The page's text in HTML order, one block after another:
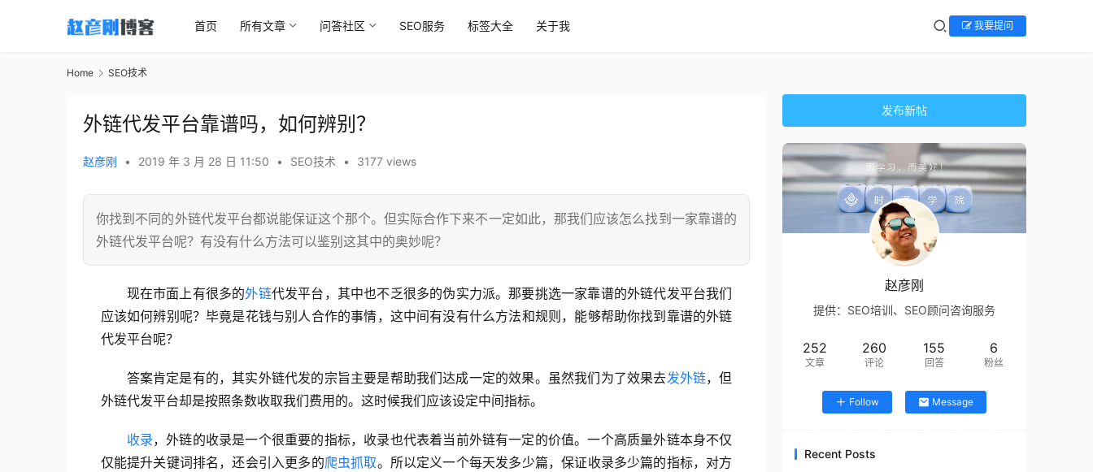
首页 所有文章 问答社区 SEO服务 标签大全 关于我 我要提问
Home SEO技术
外链代发平台靠谱吗，如何辨别？
赵彦刚 • 2019 年 3 月 28 日 11:50 • SEO技术 • 3177 views
你找到不同的外链代发平台都说能保证这个那个。但实际合作下来不一定如此，那我们应该怎么找到一家靠谱的
外链代发平台呢？有没有什么方法可以鉴别这其中的奥妙呢？
现在市面上有很多的外链代发平台，其中也不乏很多的伪实力派。那要挑选一家靠谱的外链代发平台我们
应该如何辨别呢？毕竟是花钱与别人合作的事情，这中间有没有什么方法和规则，能够帮助你找到靠谱的外链
代发平台呢？
答案肯定是有的，其实外链代发的宗旨主要是帮助我们达成一定的效果。虽然我们为了效果去发外链，但
外链代发平台却是按照条数收取我们费用的。这时候我们应该设定中间指标。
收录，外链的收录是一个很重要的指标，收录也代表着当前外链有一定的价值。一个高质量外链本身不仅
仅能提升关键词排名，还会引入更多的爬虫抓取。所以定义一个每天发多少篇，保证收录多少篇的指标，对方
发布新帖
赵彦刚
提供：SEO培训、SEO顾问咨询服务
252
文章
260
评论
155
回答
6
粉丝
Follow Message
Recent Posts